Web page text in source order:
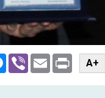
Messenger
Viber Email PrintA+